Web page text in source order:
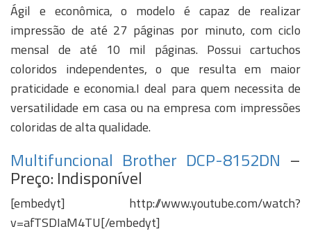
Ágil e econômica, o modelo é capaz de realizar
impressão de até 27 páginas por minuto, com ciclo
mensal de até 10 mil páginas. Possui cartuchos
coloridos independentes, o que resulta em maior
praticidade e economia.I deal para quem necessita de
versatilidade em casa ou na empresa com impressões
coloridas de alta qualidade.
Multifuncional Brother DCP-8152DN –
Preço: Indisponível
[embedyt] http://www.youtube.com/watch?
v=afTSDIaM4TU[/embedyt]